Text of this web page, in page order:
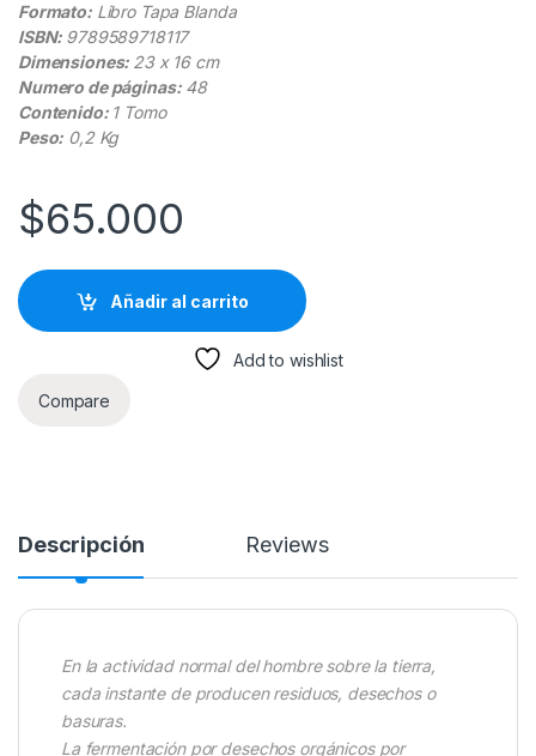
Formato:Libro Tapa Blanda
ISBN: 9789589718117
Dimensiones: 23 x 16 cm
Numero de páginas:48
Contenido: 1 Tomo
Peso: 0,2 Kg
$65.000
Añadir al carrito
Add to wishlist
Compare
Descripción Reviews
En la actividad normal del hombre sobre la tierra,
cada instante de producen residuos, desechos o
basuras.
La fermentación por desechos orgánicos por